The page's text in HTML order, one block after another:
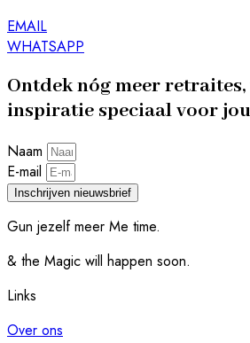
EMAIL
WHATSAPP
Ontdek nóg meer
inspiratie speciaal voor
Naam
E-mail
Inschrijven nieuwsbrief
Gun jezelf meer Me time.​
& the Magic will happen soon.
Links
Over ons